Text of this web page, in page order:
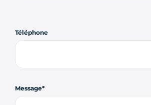
Téléphone
Message